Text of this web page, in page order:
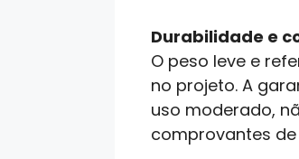
Durabilidade e
O peso leve e
no projeto. A
uso moderado,
comprovantes